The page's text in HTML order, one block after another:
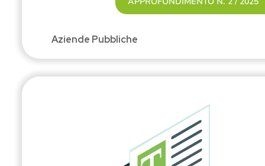
Aziende Pubbliche